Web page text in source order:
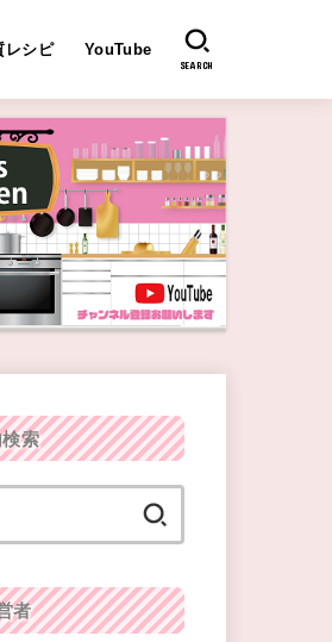
レシピ YouTube
SEARCH
索
者